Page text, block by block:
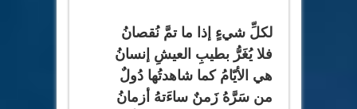
لكلِّ شيءٍ إذا ما تمَّ نُقصانُ
فلا يُغَرُّ بطيبِ العيشِ إنسانُ
هي الأيّامُ كما شاهدتُها دُولٌ
من سَرَّهُ زَمنٌ ساءَتهُ أزمانُ